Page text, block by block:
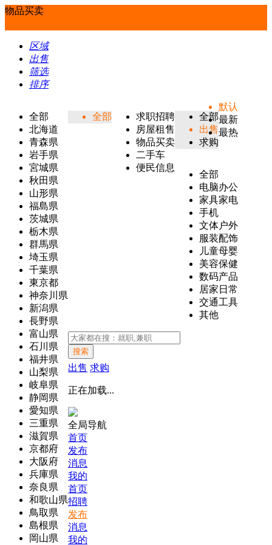
物品买卖
区域
出售
筛选
排序
全部
北海道
青森県
岩手県
宮城県
秋田県
山形県
福島県
茨城県
栃木県
群馬県
埼玉県
千葉県
東京都
神奈川県
新潟県
長野県
富山県
石川県
福井県
山梨県
岐阜県
静岡県
愛知県
三重県
滋賀県
京都府
大阪府
兵庫県
奈良県
和歌山県
鳥取県
島根県
岡山県
全部
求职招聘
房屋租售
物品买卖
二手车
便民信息
全部
出售
求购
全部
电脑办公
家具家电
手机
文体户外
服装配饰
儿童母婴
美容保健
数码产品
居家日常
交通工具
其他
默认
最新
最热
搜索
出售 求购
正在加载...
全局导航
首页
发布
消息
我的
首页
招聘
发布
消息
我的